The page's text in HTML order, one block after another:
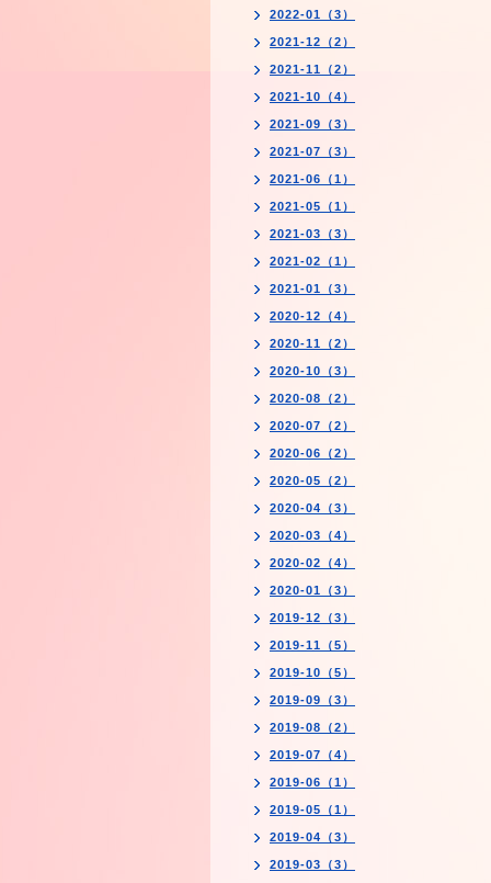
2022-01（3）
2021-12（2）
2021-11（2）
2021-10（4）
2021-09（3）
2021-07（3）
2021-06（1）
2021-05（1）
2021-03（3）
2021-02（1）
2021-01（3）
2020-12（4）
2020-11（2）
2020-10（3）
2020-08（2）
2020-07（2）
2020-06（2）
2020-05（2）
2020-04（3）
2020-03（4）
2020-02（4）
2020-01（3）
2019-12（3）
2019-11（5）
2019-10（5）
2019-09（3）
2019-08（2）
2019-07（4）
2019-06（1）
2019-05（1）
2019-04（3）
2019-03（3）